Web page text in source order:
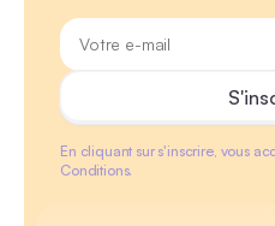
En cliquant sur s'inscrire, vous
Conditions.